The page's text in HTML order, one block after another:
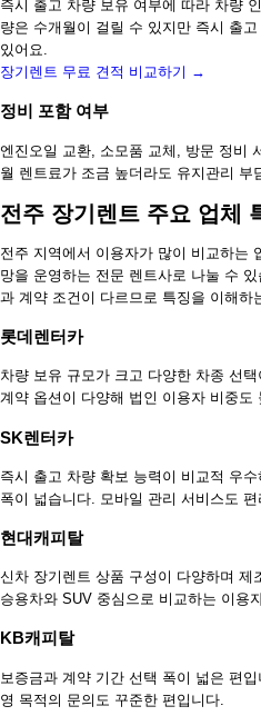
즉시 출고 차량 보유 여부에 따라 차량
량은 수개월이 걸릴 수 있지만 즉시 출
있어요.
장기렌트 무료 견적 비교하기 →
정비 포함 여부
엔진오일 교환, 소모품 교체, 방문 정비
월 렌트료가 조금 높더라도 유지관리 부
전주 장기렌트 주요 업체
전주 지역에서 이용자가 많이 비교하는
망을 운영하는 전문 렌트사로 나눌 수
과 계약 조건이 다르므로 특징을 이해하
롯데렌터카
차량 보유 규모가 크고 다양한 차종 선
계약 옵션이 다양해 법인 이용자 비중도
SK렌터카
즉시 출고 차량 확보 능력이 비교적 우
폭이 넓습니다. 모바일 관리 서비스도 편
현대캐피탈
신차 장기렌트 상품 구성이 다양하며 제
승용차와 SUV 중심으로 비교하는 이용
KB캐피탈
보증금과 계약 기간 선택 폭이 넓은 편
영 목적의 문의도 꾸준한 편입니다.